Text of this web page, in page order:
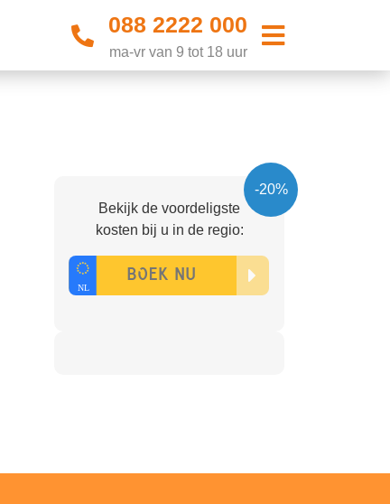
088 2222 000
ma-vr van 9 tot 18 uur
-20%
Bekijk de voordeligste
kosten bij u in de regio: